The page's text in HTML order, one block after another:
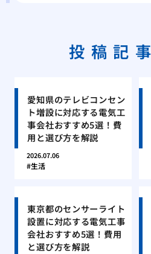
投稿記
愛知県のテレビコンセン
ト増設に対応する電気工
事会社おすすめ5選！費
用と選び方を解説
2026.07.06
生活
東京都のセンサーライト
設置に対応する電気工事
会社おすすめ5選！費用
と選び方を解説